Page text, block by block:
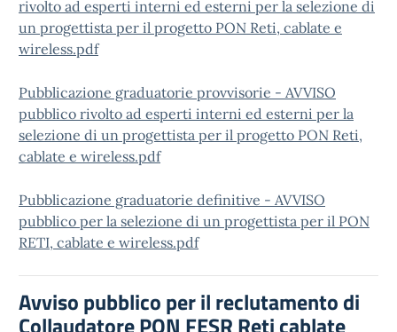
rivolto ad esperti interni ed esterni per la selezione di
un progettista per il progetto PON Reti, cablate e
wireless.pdf
Pubblicazione graduatorie provvisorie - AVVISO
pubblico rivolto ad esperti interni ed esterni per la
selezione di un progettista per il progetto PON Reti,
cablate e wireless.pdf
Pubblicazione graduatorie definitive - AVVISO
pubblico per la selezione di un progettista per il PON
RETI, cablate e wireless.pdf
Avviso pubblico per il reclutamento di